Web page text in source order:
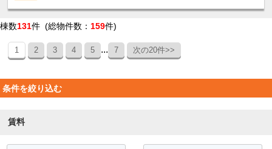
棟数131件 (総物件数： 159件)
1 2 3 4 5 ... 7 次の20件>>
条件を絞り込む
賃料